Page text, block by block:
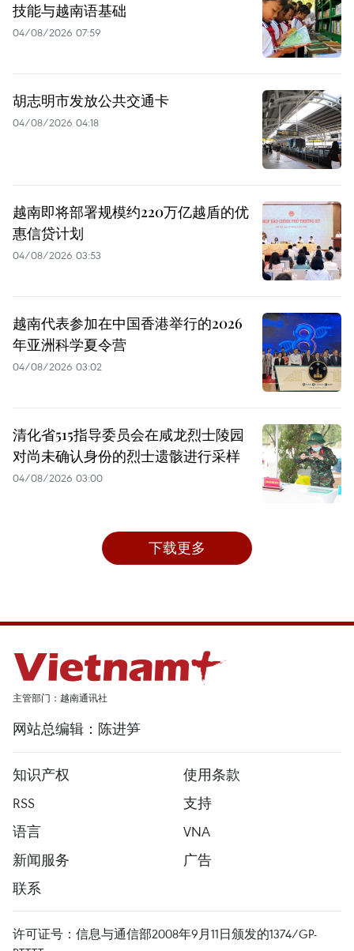
技能与越南语基础
04/08/2026 07:59
胡志明市发放公共交通卡
04/08/2026 04:18
越南即将部署规模约220万亿越盾的优
惠信贷计划
04/08/2026 03:53
越南代表参加在中国香港举行的2026
年亚洲科学夏令营
04/08/2026 03:02
清化省515指导委员会在咸龙烈士陵园
对尚未确认身份的烈士遗骸进行采样
04/08/2026 03:00
下载更多
主管部门：越南通讯社
网站总编辑：陈进笋
知识产权
使用条款
RSS
支持
语言
VNA
新闻服务
广告
联系
许可证号：信息与通信部2008年9月11日颁发的1374/GP-